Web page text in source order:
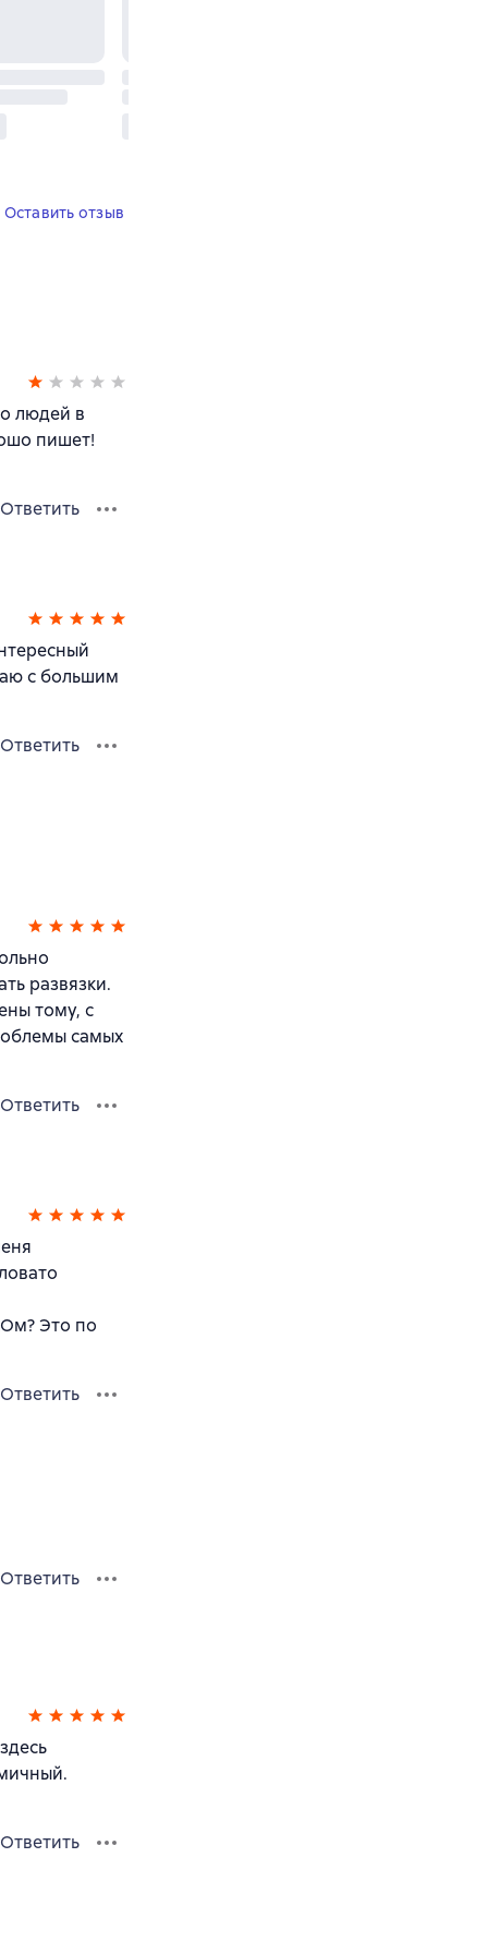
Оставить отзыв
людей в
пишет!
Ответить
с большим
Ответить
развязки.
тому, с
самых
Ответить
Это по
Ответить
Ответить
Ответить